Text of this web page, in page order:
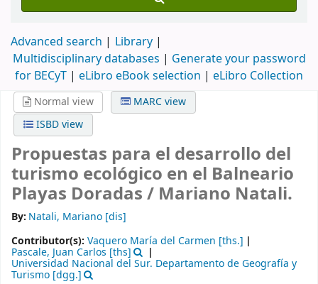
Advanced search
Library
Multidisciplinary databases | Generate your password
for BECyT | eLibro eBook selection | eLibro Collection
Normal view
MARC view
ISBD view
Propuestas para el desarrollo del
turismo ecológico en el Balneario
Playas Doradas / Mariano Natali.
By: Natali, Mariano [dis]
Contributor(s): Vaquero María del Carmen [ths.]
Pascale, Juan Carlos [ths]
Universidad Nacional del Sur. Departamento de Geografía y
Turismo [dgg.]